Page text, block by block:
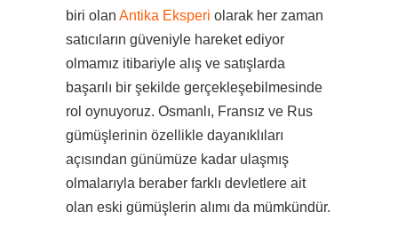
biri olan Antika Eksperi olarak her zaman
satıcıların güveniyle hareket ediyor
olmamız itibariyle alış ve satışlarda
başarılı bir şekilde gerçekleşebilmesinde
rol oynuyoruz. Osmanlı, Fransız ve Rus
gümüşlerinin özellikle dayanıklıları
açısından günümüze kadar ulaşmış
olmalarıyla beraber farklı devletlere ait
olan eski gümüşlerin alımı da mümkündür.